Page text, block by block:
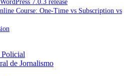
7.0.3 release
Course: One-Time vs Subscription vs
de Jornalismo